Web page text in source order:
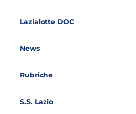
Lazialotte DOC
News
Rubriche
S.S. Lazio